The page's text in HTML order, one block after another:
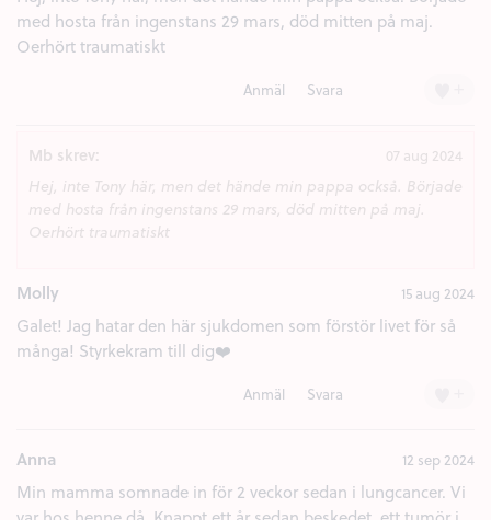
med hosta från ingenstans 29 mars, död mitten på maj.
Oerhört traumatiskt
Anmäl Svara
Mb skrev: 07 aug 2024
Hej, inte Tony här, men det hände min pappa också. Började
med hosta från ingenstans 29 mars, död mitten på maj.
Oerhört traumatiskt
Molly 15 aug 2024
Galet! Jag hatar den här sjukdomen som förstör livet för så
många! Styrkekram till dig❤️
Anmäl Svara
Anna 12 sep 2024
Min mamma somnade in för 2 veckor sedan i lungcancer. Vi